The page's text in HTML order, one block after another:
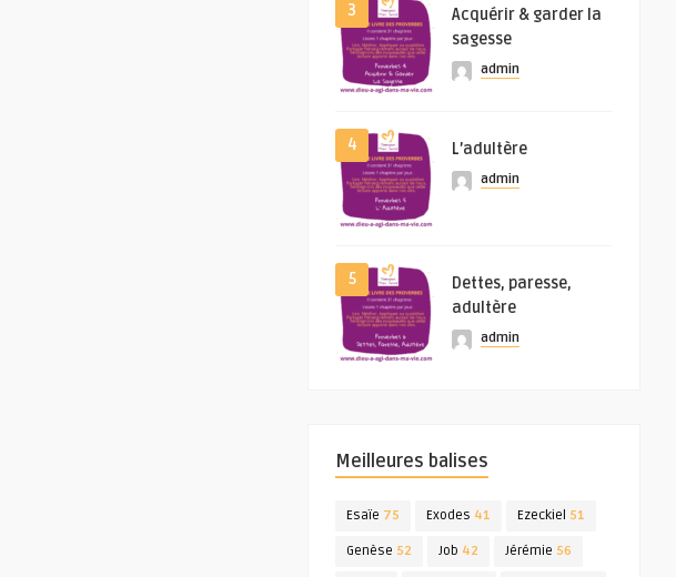
3
Acquérir & garder la
sagesse
admin
4 L’adultère
admin
5
Dettes, paresse,
adultère
admin
Meilleures balises
Esaïe 75 Exodes 41 Ezeckiel 51
Genèse 52 Job 42 Jérémie 56